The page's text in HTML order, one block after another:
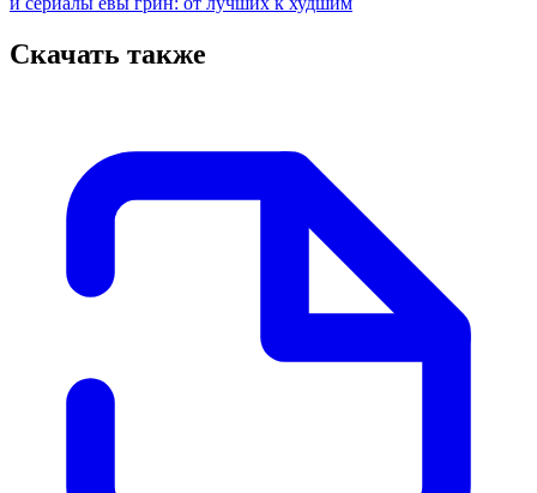
Скачать также